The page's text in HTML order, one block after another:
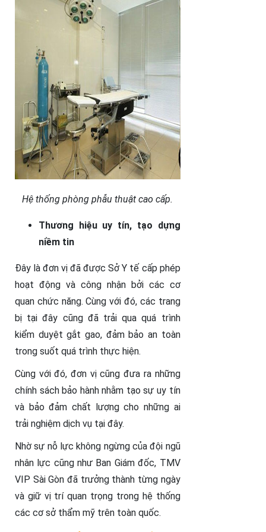
Hệ thống phòng phẫu thuật cao cấp.
Thương hiệu uy tín, tạo dựng
niềm tin
Đây là đơn vị đã được Sở Y tế cấp phép
hoạt động và công nhận bởi các cơ
quan chức năng. Cùng với đó, các trang
bị tại đây cũng đã trải qua quá trình
kiểm duyệt gắt gao, đảm bảo an toàn
trong suốt quá trình thực hiện.
Cùng với đó, đơn vị cũng đưa ra những
chính sách bảo hành nhằm tạo sự uy tín
và bảo đảm chất lượng cho những ai
trải nghiệm dịch vụ tại đây.
Nhờ sự nỗ lực không ngừng của đội ngũ
nhân lực cũng như Ban Giám đốc, TMV
VIP Sài Gòn đã trưởng thành từng ngày
và giữ vị trí quan trọng trong hệ thống
các cơ sở thẩm mỹ trên toàn quốc.